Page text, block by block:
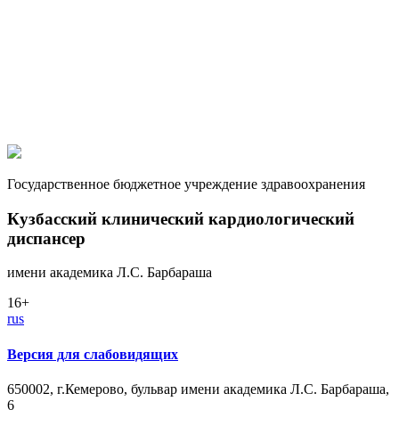
Государственное бюджетное учреждение здравоохранения
Кузбасский клинический кардиологический
диспансер
имени академика Л.С. Барбараша
16+
rus
Версия для слабовидящих
650002, г.Кемерово, бульвар имени академика Л.С. Барбараша,
6